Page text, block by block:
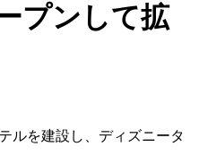
プンして拡
ルを建設し、ディズニータ